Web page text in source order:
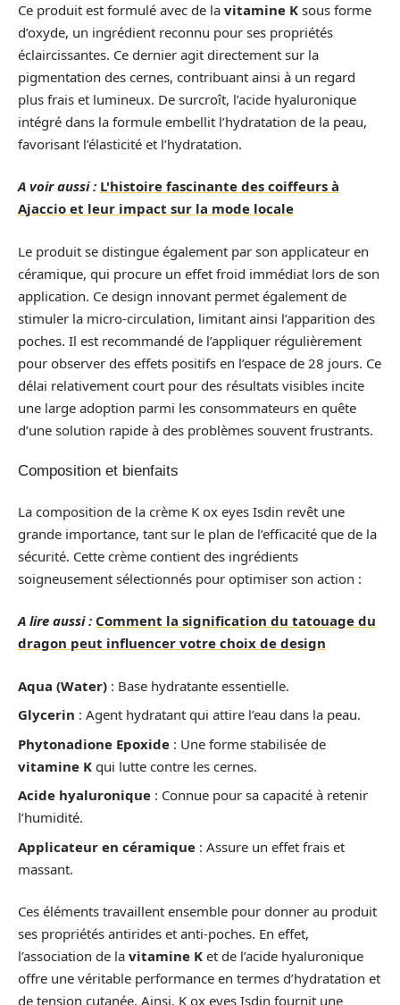
Ce produit est formulé avec de la vitamine K sous forme
d’oxyde, un ingrédient reconnu pour ses propriétés
éclaircissantes. Ce dernier agit directement sur la
pigmentation des cernes, contribuant ainsi à un regard
plus frais et lumineux. De surcroît, l’acide hyaluronique
intégré dans la formule embellit l’hydratation de la peau,
favorisant l’élasticité et l’hydratation.
A voir aussi : L'histoire fascinante des coiffeurs à
Ajaccio et leur impact sur la mode locale
Le produit se distingue également par son applicateur en
céramique, qui procure un effet froid immédiat lors de son
application. Ce design innovant permet également de
stimuler la micro-circulation, limitant ainsi l’apparition des
poches. Il est recommandé de l’appliquer régulièrement
pour observer des effets positifs en l’espace de 28 jours. Ce
délai relativement court pour des résultats visibles incite
une large adoption parmi les consommateurs en quête
d’une solution rapide à des problèmes souvent frustrants.
Composition et bienfaits
La composition de la crème K ox eyes Isdin revêt une
grande importance, tant sur le plan de l’efficacité que de la
sécurité. Cette crème contient des ingrédients
soigneusement sélectionnés pour optimiser son action :
A lire aussi : Comment la signification du tatouage du
dragon peut influencer votre choix de design
Aqua (Water) : Base hydratante essentielle.
Glycerin : Agent hydratant qui attire l’eau dans la peau.
Phytonadione Epoxide : Une forme stabilisée de
vitamine K qui lutte contre les cernes.
Acide hyaluronique : Connue pour sa capacité à retenir
l’humidité.
Applicateur en céramique : Assure un effet frais et
massant.
Ces éléments travaillent ensemble pour donner au produit
ses propriétés antirides et anti-poches. En effet,
l’association de la vitamine K et de l’acide hyaluronique
offre une véritable performance en termes d’hydratation et
de tension cutanée. Ainsi, K ox eyes Isdin fournit une